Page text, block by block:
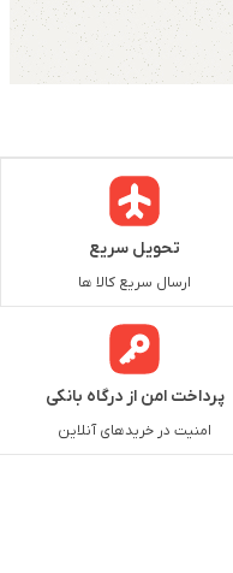
تحویل سریع
ارسال سریع کالا ها
پرداخت امن از درگاه بانکی
امنیت در خریدهای آنلاین